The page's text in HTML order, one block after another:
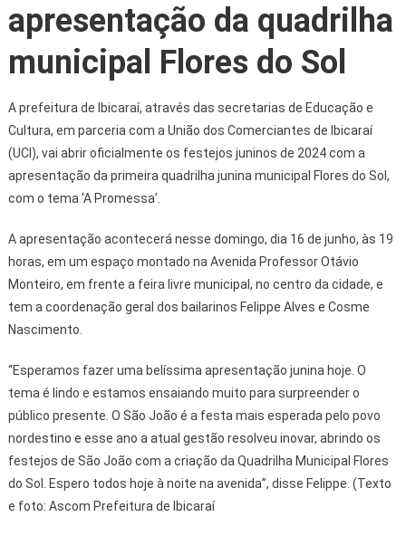
apresentação da quadrilha
municipal Flores do Sol
A prefeitura de Ibicaraí, através das secretarias de Educação e
Cultura, em parceria com a União dos Comerciantes de Ibicaraí
(UCI), vai abrir oficialmente os festejos juninos de 2024 com a
apresentação da primeira quadrilha junina municipal Flores do Sol,
com o tema ‘A Promessa’.
A apresentação acontecerá nesse domingo, dia 16 de junho, às 19
horas, em um espaço montado na Avenida Professor Otávio
Monteiro, em frente a feira livre municipal, no centro da cidade, e
tem a coordenação geral dos bailarinos Felippe Alves e Cosme
Nascimento.
“Esperamos fazer uma belíssima apresentação junina hoje. O
tema é lindo e estamos ensaiando muito para surpreender o
público presente. O São João é a festa mais esperada pelo povo
nordestino e esse ano a atual gestão resolveu inovar, abrindo os
festejos de São João com a criação da Quadrilha Municipal Flores
do Sol. Espero todos hoje à noite na avenida”, disse Felippe. (Texto
e foto: Ascom Prefeitura de Ibicaraí